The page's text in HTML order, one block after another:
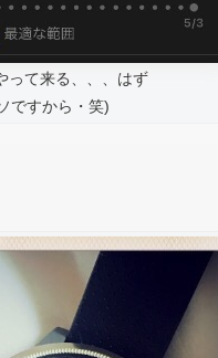
って来る、、、はず
ですから・笑)